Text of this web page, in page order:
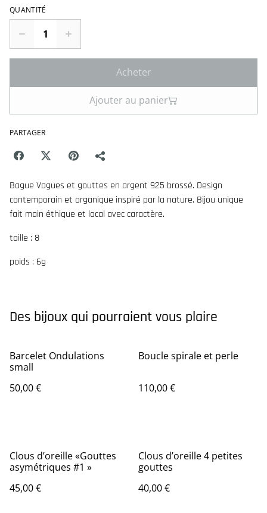
QUANTITÉ
Acheter
Ajouter au panier
PARTAGER
Bague Vagues et gouttes en argent 925 brossé. Design
contemporain et organique inspiré par la nature. Bijou unique
fait main éthique et local avec caractère.
taille : 8
poids : 6g
Des bijoux qui pourraient vous plaire
Barcelet Ondulations
small
50,00 €
Boucle spirale et perle
110,00 €
Clous d’oreille «Gouttes
asymétriques #1 »
45,00 €
Clous d’oreille 4 petites
gouttes
40,00 €